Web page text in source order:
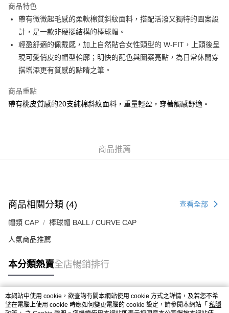
AlipayHK
WeChat Pay
送貨方式
每筆HK$50.00，滿HK$499.00或以上免運費
付款後順豐合作便利店
商品特色
帶有微微起毛感的柔軟棉質斜紋面料，搭配活潑又獨特的圖案設
計，是一款非硬挺結構的棒球帽。
輕盈舒適的佩戴感，加上自然貼合女性頭型的 W-FIT，上頭後呈
現可愛俏皮的帽型輪廓；明快的配色與圖案亮點，為日常休閒穿
搭增添更有質感的點睛之筆。
商品重點
帶有桃皮質感的20支純棉斜紋面料，重量輕盈，穿著觸感舒適。
商品推薦
商品相關分類 (4) 查看全部
帽類 CAP 棒球帽 BALL / CURVE CAP
人氣商品推薦
本分類熱賣全店暢銷排行
熱門標籤
本網站中使用 cookie，欲查詢有關本網站使用 cookie 方式之詳情，及若您不希
望在電腦上使用 cookie 時應如何變更電腦的 cookie 設定，請參閱本網站「 私隱